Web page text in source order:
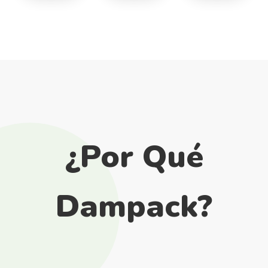
¿Por Qué
Dampack?